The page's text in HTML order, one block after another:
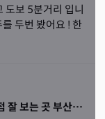
도보 5분거리 입니
두번 봤어요 ! 한
부산 유명한 점집 전화신점 잘 보는 곳 부산 북구 천수 선생님